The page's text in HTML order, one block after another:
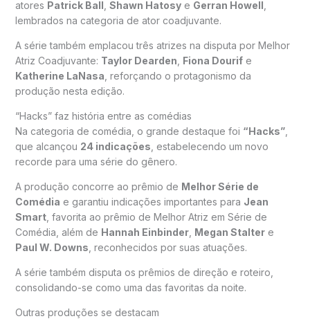
atores Patrick Ball, Shawn Hatosye Gerran Howell,
lembrados na categoria de ator coadjuvante.
A série também emplacou três atrizes na disputa por Melhor
Atriz Coadjuvante: Taylor Dearden, Fiona Dourife
Katherine LaNasa, reforçando o protagonismo da
produção nesta edição.
“Hacks” faz história entre as comédias
Na categoria de comédia, o grande destaque foi “Hacks”,
que alcançou 24 indicações, estabelecendo um novo
recorde para uma série do gênero.
A produção concorre ao prêmio de Melhor Série de
Comédia e garantiu indicações importantes para Jean
Smart, favorita ao prêmio de Melhor Atriz em Série de
Comédia, além de Hannah Einbinder, Megan Staltere
Paul W. Downs, reconhecidos por suas atuações.
A série também disputa os prêmios de direção e roteiro,
consolidando-se como uma das favoritas da noite.
Outras produções se destacam